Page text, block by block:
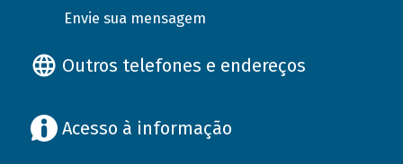
Envie sua mensagem
Outros telefones e endereços
Acesso à informação